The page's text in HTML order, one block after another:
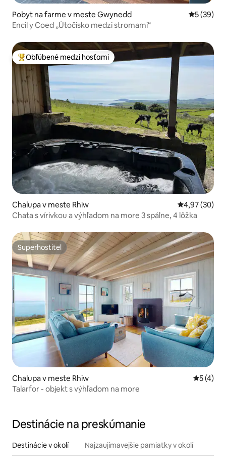
Pobyt na farme v meste Gwynedd
5 (39)
Encil y Coed „Útočisko medzi stromami“
Najobľúbenejšie medzi hosťami
Obľúbené medzi hosťami
Chalupa v meste Rhiw Priemerné
4,97 (30)
Chata s vírivkou a výhľadom na more 3 spálne, 4 lôžka
Superhostiteľ
Superhostiteľ
Chalupa v meste Rhiw
5 (4)
Talarfor - objekt s výhľadom na more
Destinácie na preskúmanie
Destinácie v okolí Najzaujímavejšie pamiatky v okolí